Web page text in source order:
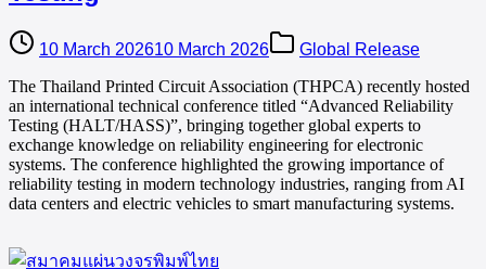
10 March 202610 March 2026
Global Release
The Thailand Printed Circuit Association (THPCA) recently hosted
an international technical conference titled “Advanced Reliability
Testing (HALT/HASS)”, bringing together global experts to
exchange knowledge on reliability engineering for electronic
systems. The conference highlighted the growing importance of
reliability testing in modern technology industries, ranging from AI
data centers and electric vehicles to smart manufacturing systems.